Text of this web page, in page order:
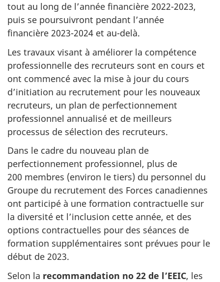
tout au long de l’année financière 2022-2023,
puis se poursuivront pendant l’année
financière 2023-2024 et au-delà.
Les travaux visant à améliorer la compétence
professionnelle des recruteurs sont en cours et
ont commencé avec la mise à jour du cours
d’initiation au recrutement pour les nouveaux
recruteurs, un plan de perfectionnement
professionnel annualisé et de meilleurs
processus de sélection des recruteurs.
Dans le cadre du nouveau plan de
perfectionnement professionnel, plus de
200 membres (environ le tiers) du personnel du
Groupe du recrutement des Forces canadiennes
ont participé à une formation contractuelle sur
la diversité et l’inclusion cette année, et des
options contractuelles pour des séances de
formation supplémentaires sont prévues pour le
début de 2023.
Selon la recommandation no 22 de l’EEIC, les